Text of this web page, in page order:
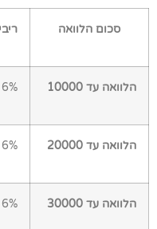
סכום הלוואה
הלוואה עד 10000 6%
הלוואה עד 20000 6%
הלוואה עד 30000 6%